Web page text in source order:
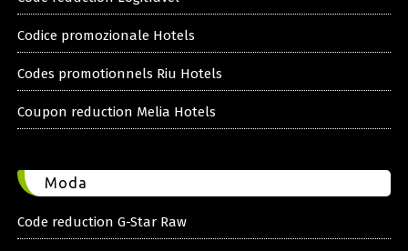
Codice promozionale Hotels
Codes promotionnels Riu Hotels
Coupon reduction Melia Hotels
Moda
Code reduction G-Star Raw